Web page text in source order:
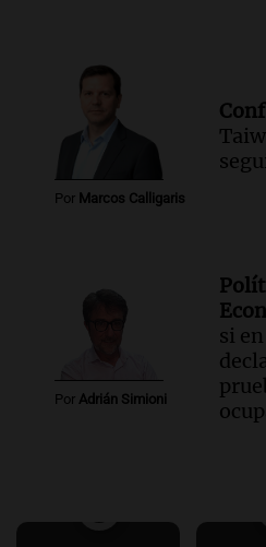
Por Marcos Calligaris
Por Adrián Simioni
si